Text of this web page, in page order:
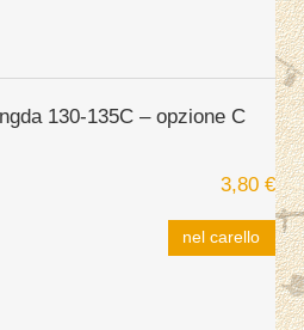
130-135C – opzione C
3,80 €
nel carello